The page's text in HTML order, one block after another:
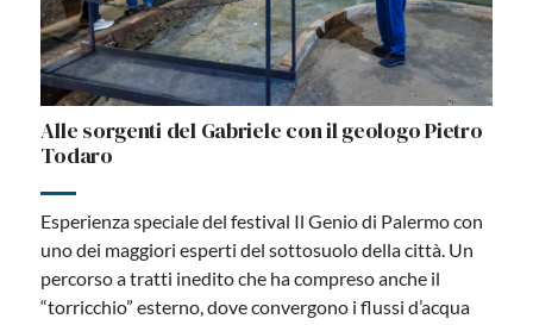
Alle sorgenti del Gabriele con il geologo Pietro
Todaro
Esperienza speciale del festival Il Genio di Palermo con
uno dei maggiori esperti del sottosuolo della città. Un
percorso a tratti inedito che ha compreso anche il
“torricchio” esterno, dove convergono i flussi d’acqua